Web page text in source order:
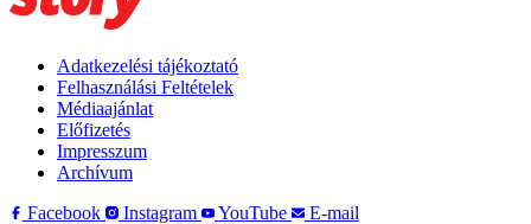
Adatkezelési tájékoztató
Felhasználási Feltételek
Médiaajánlat
Előfizetés
Impresszum
Archívum
Facebook
Instagram YouTube
E-mail